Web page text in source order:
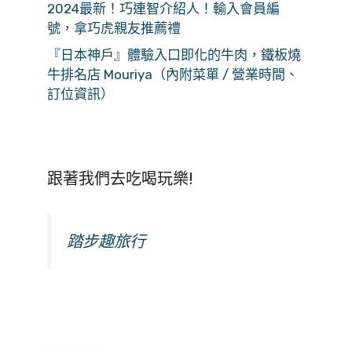
2024最新！巧連智介紹人！輸入會員編
號，拿巧虎親友推薦禮
『日本神戶』體驗入口即化的牛肉，鐵板燒
牛排名店 Mouriya（內附菜單 / 營業時間、
訂位資訊）
跟著我們去吃喝玩樂!
踏步趣旅行